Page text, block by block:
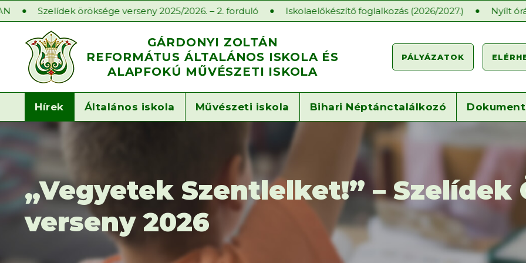
öröksége verseny 2025/2026. – 2. forduló Iskolaelőkészítő foglalkozás (2026/2027.) Nyílt órák a
GÁRDONYI ZOLTÁN
REFORMÁTUS ÁLTALÁNOS ISKOLA ÉS
ALAPFOKÚ MŰVÉSZETI ISKOLA
PÁLYÁZATOK
Hírek Általános iskola Művészeti iskola Bihari Néptánctalálkozó
„Vegyetek Szentlelket!” – Szelídek
verseny 2026